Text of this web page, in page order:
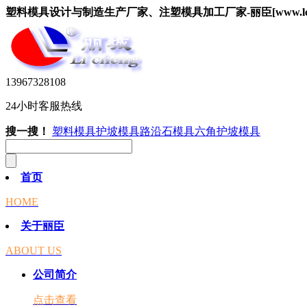
塑料模具设计与制造生产厂家、注塑模具加工厂家-丽臣
13967328108
24小时客服热线
搜一搜！ 塑料模具护坡模具路沿石模具六角护坡模具
首页
HOME
关于丽臣
ABOUT US
公司简介
点击查看